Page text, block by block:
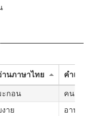
านภาษาไทย
คำแปลภ
ะกอน
คนงาน,
าย
อาหารมื้ื้อ